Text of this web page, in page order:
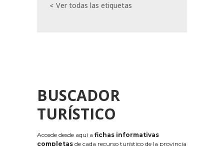
Ver todas las etiquetas
BUSCADOR
TURÍSTICO
Accede desde aquí a fichas informativas
completas de cada recurso turístico de la provincia